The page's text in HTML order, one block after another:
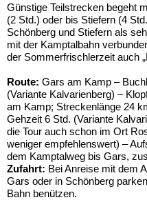
Günstige Teilstrecken begeht
(2 Std.) oder bis Stiefern (4
Schönberg und Stiefern als
mit der Kamptalbahn
der Sommerfrischlerzeit auch
Route: Gars am Kamp –
(Variante Kalvarienberg) –
am Kamp; Streckenlänge 24
Gehzeit 6 Std. (Variante
die Tour auch schon im Ort
weniger empfehlenswert) –
dem Kamptalweg bis Gars,
Zufahrt: Bei Anreise mit dem
Gars oder in Schönberg
Bahn benützen.